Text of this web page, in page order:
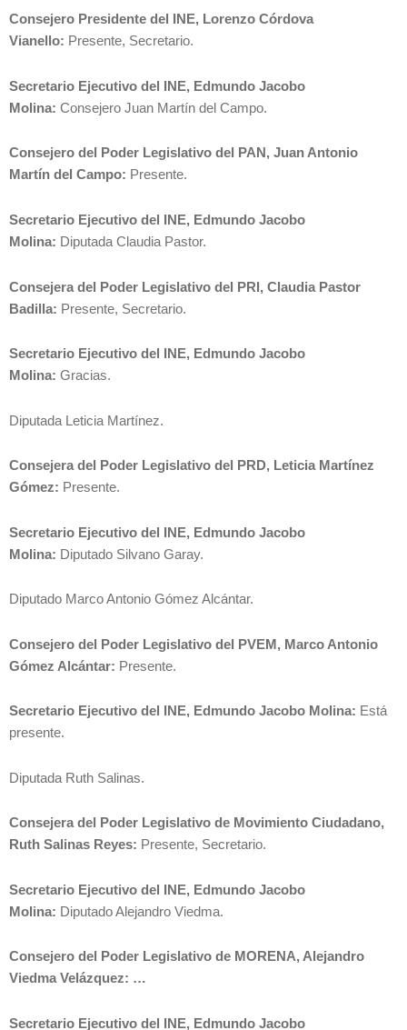
Consejero Presidente del INE, Lorenzo Córdova
Vianello: Presente, Secretario.
Secretario Ejecutivo del INE, Edmundo Jacobo
Molina: Consejero Juan Martín del Campo.
Consejero del Poder Legislativo del PAN, Juan Antonio
Martín del Campo: Presente.
Secretario Ejecutivo del INE, Edmundo Jacobo
Molina: Diputada Claudia Pastor.
Consejera del Poder Legislativo del PRI, Claudia Pastor
Badilla: Presente, Secretario.
Secretario Ejecutivo del INE, Edmundo Jacobo
Molina: Gracias.
Diputada Leticia Martínez.
Consejera del Poder Legislativo del PRD, Leticia Martínez
Gómez: Presente.
Secretario Ejecutivo del INE, Edmundo Jacobo
Molina: Diputado Silvano Garay.
Diputado Marco Antonio Gómez Alcántar.
Consejero del Poder Legislativo del PVEM, Marco Antonio
Gómez Alcántar: Presente.
Secretario Ejecutivo del INE, Edmundo Jacobo Molina: Está
presente.
Diputada Ruth Salinas.
Consejera del Poder Legislativo de Movimiento Ciudadano,
Ruth Salinas Reyes: Presente, Secretario.
Secretario Ejecutivo del INE, Edmundo Jacobo
Molina: Diputado Alejandro Viedma.
Consejero del Poder Legislativo de MORENA, Alejandro
Viedma Velázquez: …
Secretario Ejecutivo del INE, Edmundo Jacobo